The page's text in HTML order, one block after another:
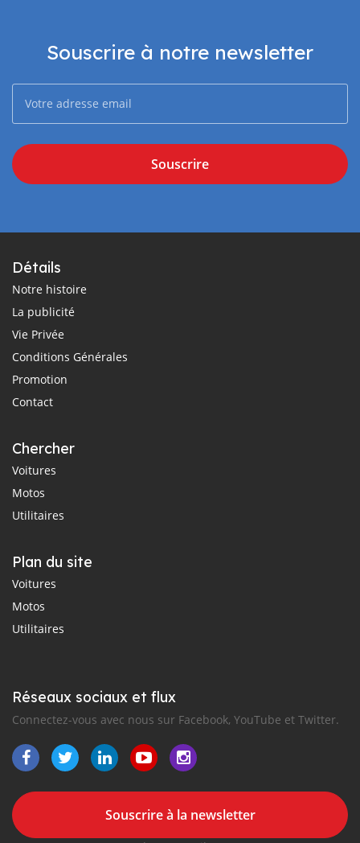
Souscrire à notre newsletter
Souscrire
Détails
Notre histoire
La publicité
Vie Privée
Conditions Générales
Promotion
Contact
Chercher
Voitures
Motos
Utilitaires
Plan du site
Voitures
Motos
Utilitaires
Réseaux sociaux et flux
Connectez-vous avec nous sur Facebook, YouTube et Twitter.
Souscrire à la newsletter